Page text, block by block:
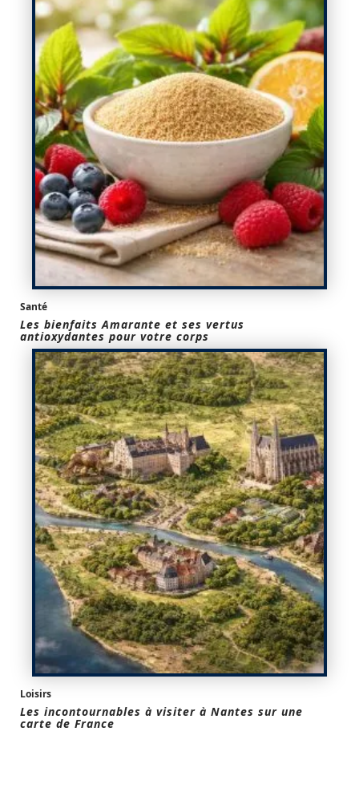
Santé
Les bienfaits Amarante et ses vertus
antioxydantes pour votre corps
Loisirs
Les incontournables à visiter à Nantes sur une
carte de France